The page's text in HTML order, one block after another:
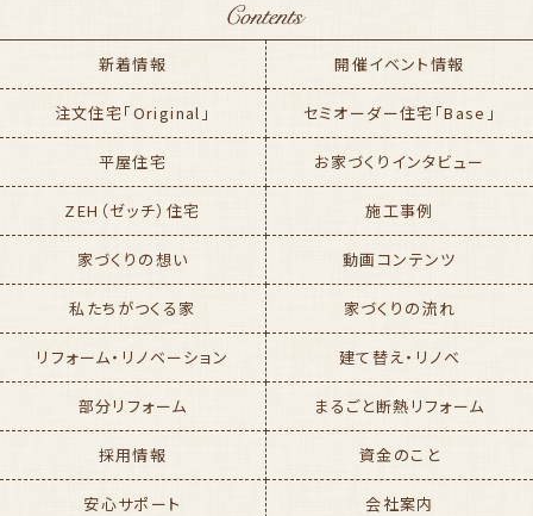
新着情報 開催イベント情報
注文住宅「Original」 セミオーダー住宅「Base」
平屋住宅 お家づくりインタビュー
ZEH（ゼッチ）住宅 施工事例
家づくりの想い 動画コンテンツ
私たちがつくる家 家づくりの流れ
リフォーム・リノベーション 建て替え・リノベ
部分リフォーム まるごと断熱リフォーム
採用情報 資金のこと
安心サポート 会社案内